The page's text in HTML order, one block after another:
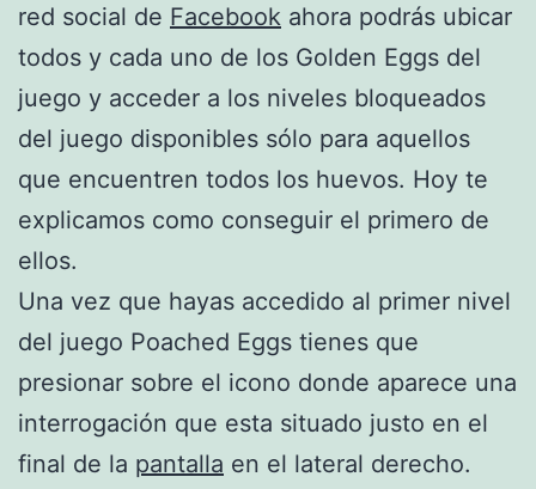
red social de Facebook ahora podrás ubicar
todos y cada uno de los Golden Eggs del
juego y acceder a los niveles bloqueados
del juego disponibles sólo para aquellos
que encuentren todos los huevos. Hoy te
explicamos como conseguir el primero de
ellos.
Una vez que hayas accedido al primer nivel
del juego Poached Eggs tienes que
presionar sobre el icono donde aparece una
interrogación que esta situado justo en el
final de la pantalla en el lateral derecho.